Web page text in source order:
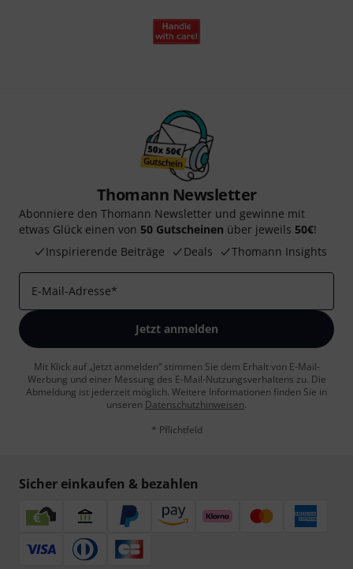
Thomann Newsletter
Abonniere den Thomann Newsletter und gewinne mit
etwas Glück einen von 50 Gutscheinen über jeweils 50€!
Inspirierende Beiträge
Deals Thomann Insights
E-Mail-Adresse*
Jetzt anmelden
Mit Klick auf „Jetzt anmelden“ stimmen Sie dem Erhalt von E-Mail-
Werbung und einer Messung des E-Mail-Nutzungsverhaltens zu. Die
Abmeldung ist jederzeit möglich. Weitere Informationen finden Sie in
unseren Datenschutzhinweisen.
* Pflichtfeld
Sicher einkaufen & bezahlen